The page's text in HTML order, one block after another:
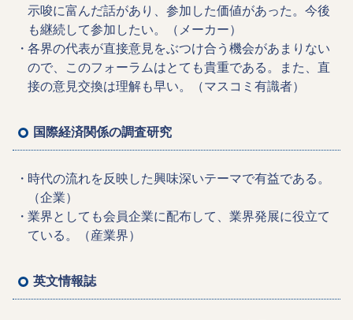
示唆に富んだ話があり、参加した価値があった。今後
も継続して参加したい。（メーカー）
各界の代表が直接意見をぶつけ合う機会があまりない
ので、このフォーラムはとても貴重である。また、直
接の意見交換は理解も早い。（マスコミ有識者）
国際経済関係の調査研究
時代の流れを反映した興味深いテーマで有益である。
（企業）
業界としても会員企業に配布して、業界発展に役立て
ている。（産業界）
英文情報誌